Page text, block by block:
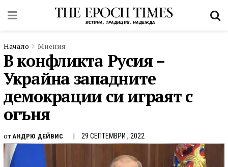
Начало Мнения
В конфликта Русия –
Украйна западните
демокрации си играят с
огъня
от АНДРЮ ДЕЙВИС 29 СЕПТЕМВРИ , 2022